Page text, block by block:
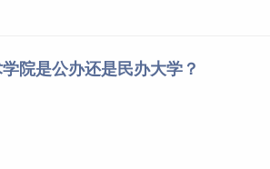
院是公办还是民办大学？